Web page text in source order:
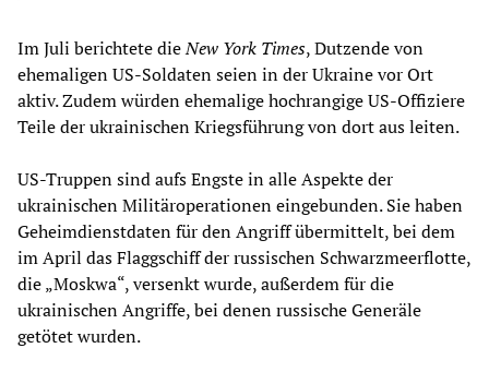
Im Juli berichtete dieNew York Times, Dutzende von
ehemaligen US-Soldaten seien in der Ukraine vor Ort
aktiv. Zudem würden ehemalige hochrangige US-Offiziere
Teile der ukrainischen Kriegsführung von dort aus leiten.
US-Truppen sind aufs Engste in alle Aspekte der
ukrainischen Militäroperationen eingebunden. Sie haben
Geheimdienstdaten für den Angriff übermittelt, bei dem
im April das Flaggschiff der russischen Schwarzmeerflotte,
die „Moskwa“, versenkt wurde, außerdem für die
ukrainischen Angriffe, bei denen russische Generäle
getötet wurden.